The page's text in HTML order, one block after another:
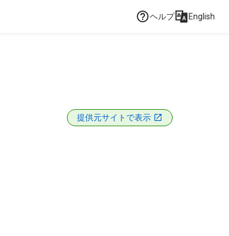
ヘルプ English
提供元サイトで表示